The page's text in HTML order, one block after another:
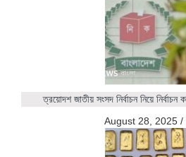
ত্রয়োদশ জাতীয় সংসদ নির্বাচন নিয়ে
August 28, 2025 /